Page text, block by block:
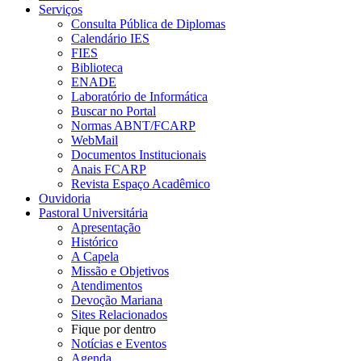
Serviços
Consulta Pública de Diplomas
Calendário IES
FIES
Biblioteca
ENADE
Laboratório de Informática
Buscar no Portal
Normas ABNT/FCARP
WebMail
Documentos Institucionais
Anais FCARP
Revista Espaço Acadêmico
Ouvidoria
Pastoral Universitária
Apresentação
Histórico
A Capela
Missão e Objetivos
Atendimentos
Devoção Mariana
Sites Relacionados
Fique por dentro
Notícias e Eventos
Agenda